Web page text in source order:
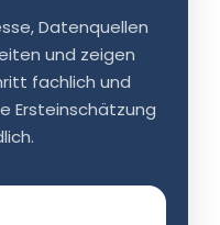
Datenquellen
und zeigen
fachlich und
Ersteinschätzung